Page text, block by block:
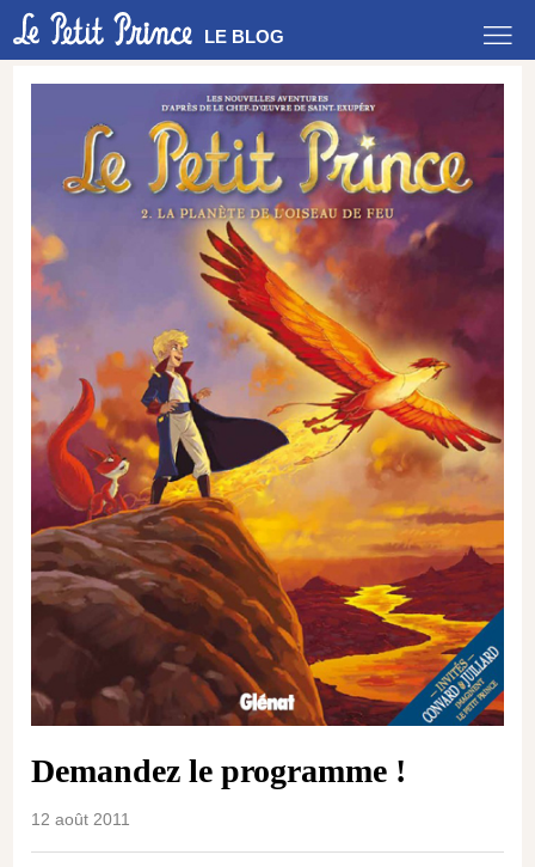
LE BLOG
Demandez le programme !
12 août 2011